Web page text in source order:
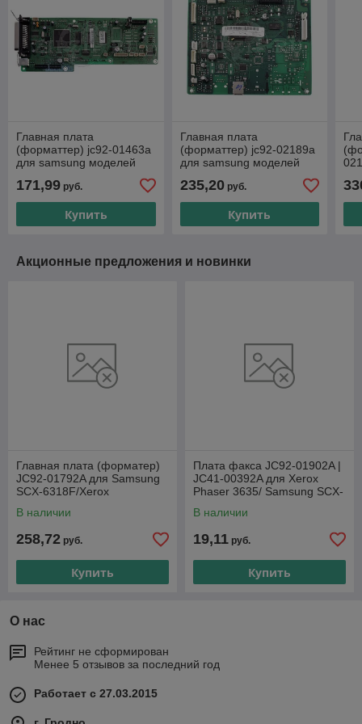
Главная плата
(форматтер) jc92-01463a
для samsung моделей
scx-4016, scx-4116, scx-
4216f
171,99 руб.
Купить
Главная плата
(форматтер) jc92-02189a
для samsung моделей
scx-4600, scx-4623f, scx-
4623fn
235,20руб.
Купить
Акционные предложения и новинки
Главная плата (форматер)
JC92-01792A для Samsung
SCX-6318F/Xerox
В наличии
258,72 руб.
Купить
Плата факса JC92-01902A |
JC41-00392A для Xerox
Phaser 3635/ Samsung SCX-
В наличии
19,11 руб.
Купить
О нас
Рейтинг не сформирован
Менее 5 отзывов за последний год
Работает с 27.03.2015